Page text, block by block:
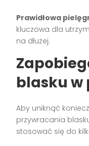
Prawidłowa
kluczowa dla
na dłużej.
blasku w
Aby uniknąć
przywracania
stosować się do